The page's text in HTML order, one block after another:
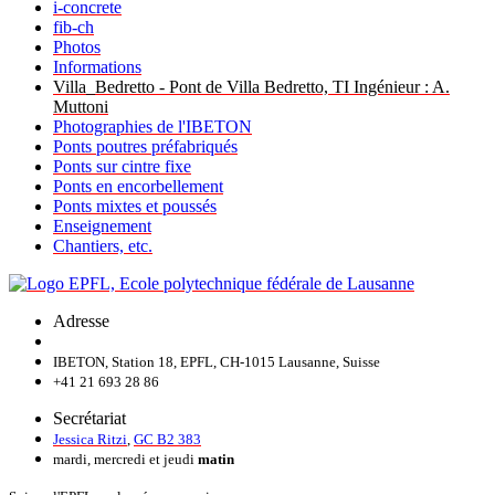
i-concrete
fib-ch
Photos
Informations
Villa_Bedretto - Pont de Villa Bedretto, TI Ingénieur : A.
Muttoni
Photographies de l'IBETON
Ponts poutres préfabriqués
Ponts sur cintre fixe
Ponts en encorbellement
Ponts mixtes et poussés
Enseignement
Chantiers, etc.
Adresse
IBETON, Station 18, EPFL, CH-1015 Lausanne, Suisse
+41 21 693 28 86
Secrétariat
Jessica Ritzi GC B2 383
mardi, mercredi et jeudi matin